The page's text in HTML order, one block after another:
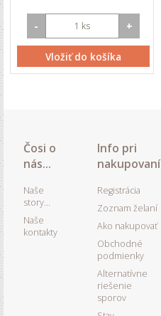
- +
Vložiť do košíka
Čosi o
nás...
Naše
story...
Naše
kontakty
Info pri
nakupovaní
Registrácia
Zoznam želaní
Ako nakupovať
Obchodné
podmienky
Alternatívne
riešenie
sporov